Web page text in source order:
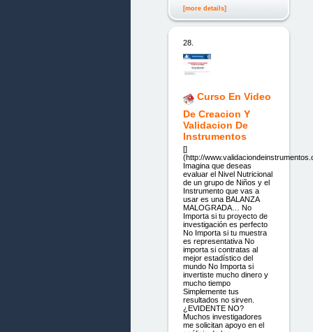
[more details]
28.
Curso En Video
De Creacion Y
Validacion De
Instrumentos
[]
(http://
Imagina que deseas
evaluar el Nivel Nutricional
de un grupo de Niños y el
Instrumento que vas a
usar es una BALANZA
MALOGRADA… No
Importa si tu proyecto de
investigación es perfecto
No Importa si tu muestra
es representativa No
importa si contratas al
mejor estadístico del
mundo No Importa si
invertiste mucho dinero y
mucho tiempo
Simplemente tus
resultados no sirven.
¿EVIDENTE NO?
Muchos investigadores
me solicitan apoyo en el